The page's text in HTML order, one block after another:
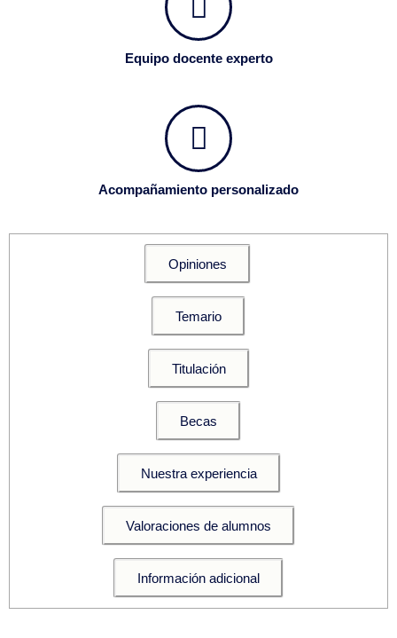
Equipo docente experto
Acompañamiento personalizado
Opiniones
Temario
Titulación
Becas
Nuestra experiencia
Valoraciones de alumnos
Información adicional